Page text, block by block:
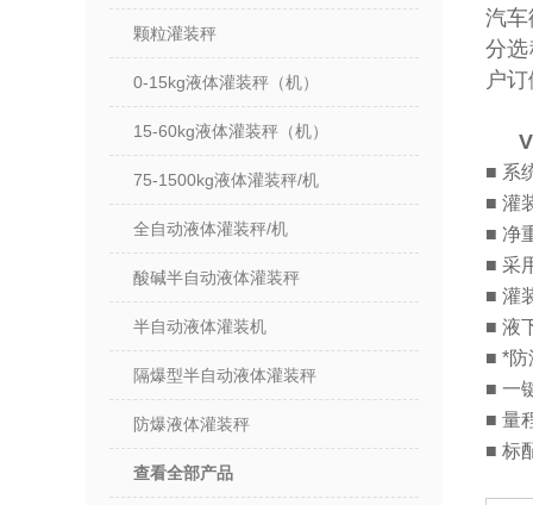
颗粒灌装秤
0-15kg液体灌装秤（机）
15-60kg液体灌装秤（机）
75-1500kg液体灌装秤/机
全自动液体灌装秤/机
酸碱半自动液体灌装秤
半自动液体灌装机
隔爆型半自动液体灌装秤
防爆液体灌装秤
查看全部产品
汽车
分
■ 系
■ 灌
■ 净
■ 采
■ 灌
■ 液
■ *防
■ 一
■ 量
■ 标